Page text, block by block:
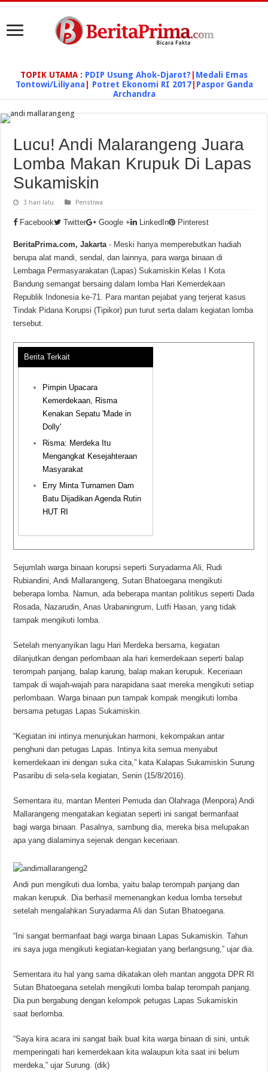
TOPIK UTAMA : PDIP Usung Ahok-Djarot?
Medali Emas
Tontowi/Liliyana| Potret Ekonomi RI 2017| Paspor Ganda
Archandra
Lucu! Andi Malarangeng Juara
Lomba Makan Krupuk Di Lapas
Sukamiskin
3 hari lalu Peristiwa
Facebook Twitter Google + LinkedIn Pinterest
BeritaPrima.com, Jakarta - Meski hanya memperebutkan hadiah
berupa alat mandi, sendal, dan lainnya, para warga binaan di
Lembaga Permasyarakatan (Lapas) Sukamiskin Kelas I Kota
Bandung semangat bersaing dalam lomba Hari Kemerdekaan
Republik Indonesia ke-71. Para mantan pejabat yang terjerat kasus
Tindak Pidana Korupsi (Tipikor) pun turut serta dalam kegiatan lomba
tersebut.
Berita Terkait
Pimpin Upacara
Kemerdekaan, Risma
Kenakan Sepatu 'Made in
Dolly'
Risma: Merdeka Itu
Mengangkat Kesejahteraan
Masyarakat
Erry Minta Turnamen Dam
Batu Dijadikan Agenda Rutin
HUT RI
Sejumlah warga binaan korupsi seperti Suryadarma Ali, Rudi
Rubiandini, Andi Mallarangeng, Sutan Bhatoegana mengikuti
beberapa lomba. Namun, ada beberapa mantan politikus seperti Dada
Rosada, Nazarudin, Anas Urabaningrum, Lutfi Hasan, yang tidak
tampak mengikuti lomba.
Setelah menyanyikan lagu Hari Merdeka bersama, kegiatan
dilanjutkan dengan perlombaan ala hari kemerdekaan seperti balap
terompah panjang, balap karung, balap makan kerupuk. Keceriaan
tampak di wajah-wajah para narapidana saat mereka mengikuti setiap
perlombaan. Warga binaan pun tampak kompak mengikuti lomba
bersama petugas Lapas Sukamiskin.
“Kegiatan ini intinya menunjukan harmoni, kekompakan antar
penghuni dan petugas Lapas. Intinya kita semua menyabut
kemerdekaan ini dengan suka cita,” kata Kalapas Sukamiskin Surung
Pasaribu di sela-sela kegiatan, Senin (15/8/2016).
Sementara itu, mantan Menteri Pemuda dan Olahraga (Menpora) Andi
Mallarangeng mengatakan kegiatan seperti ini sangat bermanfaat
bagi warga binaan. Pasalnya, sambung dia, mereka bisa melupakan
apa yang dialaminya sejenak dengan keceriaan.
Andi pun mengikuti dua lomba, yaitu balap terompah panjang dan
makan kerupuk. Dia berhasil memenangkan kedua lomba tersebut
setelah mengalahkan Suryadarma Ali dan Sutan Bhatoegana.
“Ini sangat bermanfaat bagi warga binaan Lapas Sukamiskin. Tahun
ini saya juga mengikuti kegiatan-kegiatan yang berlangsung,” ujar dia.
Sementara itu hal yang sama dikatakan oleh mantan anggota DPR RI
Sutan Bhatoegana setelah mengikuti lomba balap terompah panjang.
Dia pun bergabung dengan kelompok petugas Lapas Sukamiskin
saat berlomba.
“Saya kira acara ini sangat baik buat kita warga binaan di sini, untuk
memperingati hari kemerdekaan kita walaupun kita saat ini belum
merdeka,” ujar Surung. (dik)